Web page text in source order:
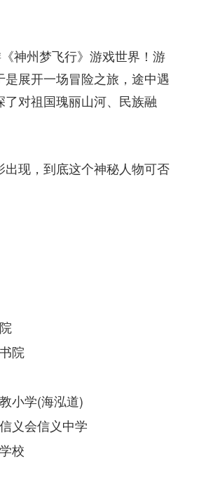
神州梦飞行》游戏世界！游
展开一场冒险之旅，途中遇
对祖国瑰丽山河、民族融
现，到底这个神秘人物可否
院
小学(海泓道)
义会信义中学
校